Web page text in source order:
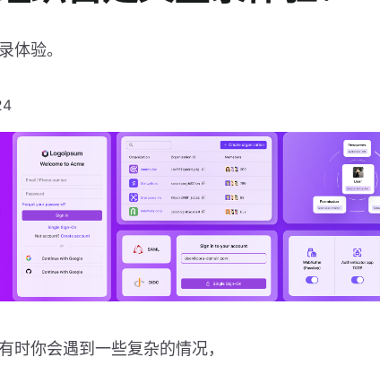
体验。
时你会遇到一些复杂的情况，